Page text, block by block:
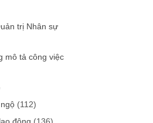
trị Nhân sự
mô tả công việc
(112)